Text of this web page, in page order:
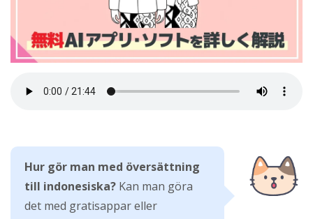
Hur gör man med översättning
till indonesiska? Kan man göra
det med gratisappar eller